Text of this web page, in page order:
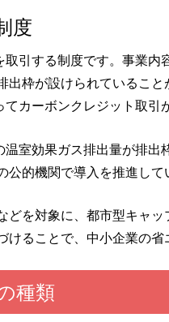
度
引する制度です。事業
出枠が設けられているこ
カーボンクレジット取引
室効果ガス排出量が排
的機関で導入を推進して
どを対象に、都市型キャ
ることで、中小企業の省
種類